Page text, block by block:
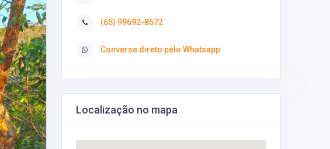
(65) 99692-8572
Converse direto pelo Whatsapp
Localização no mapa